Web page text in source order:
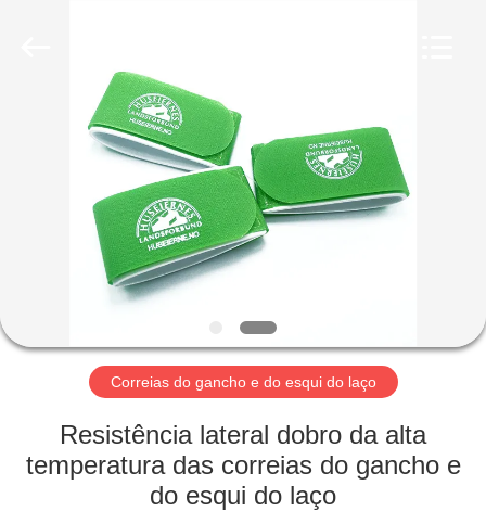
PRODUTOS
SOBRE
NÓS
VISITA
FÁBRICA
Correias do gancho e do esqui do laço
Resistência lateral dobro da alta
temperatura das correias do gancho e
do esqui do laço